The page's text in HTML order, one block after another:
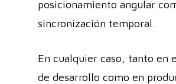
posicionamiento angular
sincronización temporal.
En cualquier caso, tanto en
de desarrollo como en